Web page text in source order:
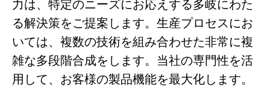
力は、特定のニーズにお応えする多岐にわた
る解決策をご提案します。生産プロセスにお
いては、複数の技術を組み合わせた非常に複
雑な多段階合成をします。当社の専門性を活
用して、お客様の製品機能を最大化します。